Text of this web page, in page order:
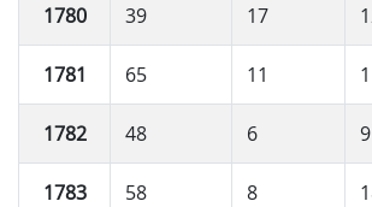
1780 39 17
1781 65 11
1782 48 6 9
1783 58 8